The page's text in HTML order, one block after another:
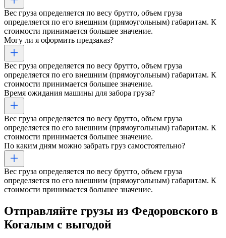
Вес груза определяется по весу брутто, объем груза
определяется по его внешним (прямоугольным) габаритам. К
стоимости принимается большее значение.
Могу ли я оформить предзаказ?
Вес груза определяется по весу брутто, объем груза
определяется по его внешним (прямоугольным) габаритам. К
стоимости принимается большее значение.
Время ожидания машины для забора груза?
Вес груза определяется по весу брутто, объем груза
определяется по его внешним (прямоугольным) габаритам. К
стоимости принимается большее значение.
По каким дням можно забрать груз самостоятельно?
Вес груза определяется по весу брутто, объем груза
определяется по его внешним (прямоугольным) габаритам. К
стоимости принимается большее значение.
Отправляйте грузы из Федоровского в
Когалым с выгодой